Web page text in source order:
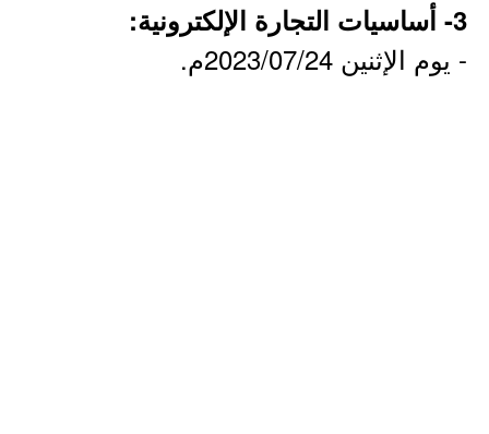
3- أساسيات التجارة الإلكترونية:
- يوم الإثنين 2023/07/24م.